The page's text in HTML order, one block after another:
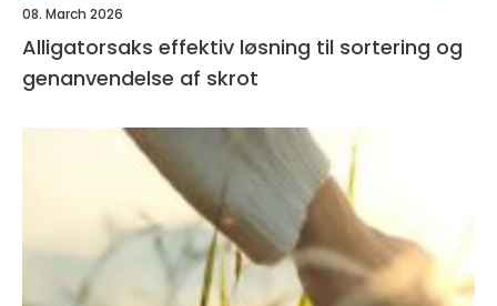
08. March 2026
Alligatorsaks effektiv løsning til sortering og
genanvendelse af skrot